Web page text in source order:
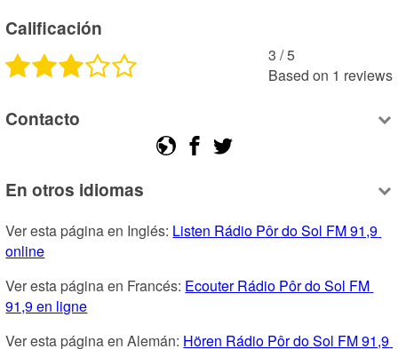
Calificación
3 /5
Based on 1 reviews
Contacto
En otros idiomas
Ver esta página en Inglés: Listen Rádio Pôr do Sol FM 91,9
online
Ver esta página en Francés: Ecouter Rádio Pôr do Sol FM
91,9 en ligne
Ver esta página en Alemán: Hören Rádio Pôr do Sol FM 91,9